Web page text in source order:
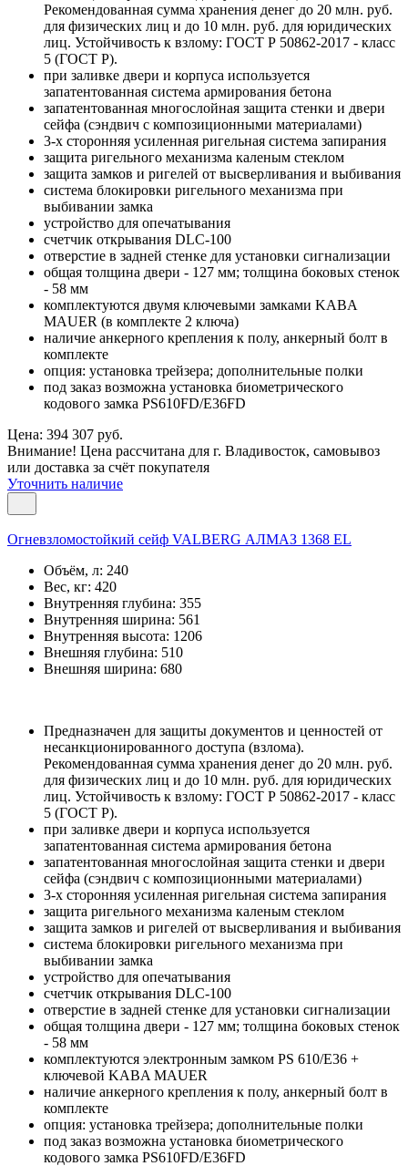
Рекомендованная сумма хранения денег до 20 млн. руб.
для физических лиц и до 10 млн. руб. для юридических
лиц. Устойчивость к взлому: ГОСТ Р 50862-2017 - класс
5 (ГОСТ Р).
при заливке двери и корпуса используется
запатентованная система армирования бетона
запатентованная многослойная защита стенки и двери
сейфа (сэндвич с композиционными материалами)
3-х сторонняя усиленная ригельная система запирания
защита ригельного механизма каленым стеклом
защита замков и ригелей от высверливания и выбивания
система блокировки ригельного механизма при
выбивании замка
устройство для опечатывания
счетчик открывания DLC-100
отверстие в задней стенке для установки сигнализации
общая толщина двери - 127 мм; толщина боковых стенок
- 58 мм
комплектуются двумя ключевыми замками KABA
MAUER (в комплекте 2 ключа)
наличие анкерного крепления к полу, анкерный болт в
комплекте
опция: установка трейзера; дополнительные полки
под заказ возможна установка биометрического
кодового замка PS610FD/E36FD
Цена: 394 307 руб.
Внимание! Цена рассчитана для г. Владивосток, самовывоз
или доставка за счёт покупателя
Уточнить наличие
Огневзломостойкий сейф VALBERG АЛМАЗ 1368 EL
Объём, л: 240
Вес, кг: 420
Внутренняя глубина: 355
Внутренняя ширина: 561
Внутренняя высота: 1206
Внешняя глубина: 510
Внешняя ширина: 680
Предназначен для защиты документов и ценностей от
несанкционированного доступа (взлома).
Рекомендованная сумма хранения денег до 20 млн. руб.
для физических лиц и до 10 млн. руб. для юридических
лиц. Устойчивость к взлому: ГОСТ Р 50862-2017 - класс
5 (ГОСТ Р).
при заливке двери и корпуса используется
запатентованная система армирования бетона
запатентованная многослойная защита стенки и двери
сейфа (сэндвич с композиционными материалами)
3-х сторонняя усиленная ригельная система запирания
защита ригельного механизма каленым стеклом
защита замков и ригелей от высверливания и выбивания
система блокировки ригельного механизма при
выбивании замка
устройство для опечатывания
счетчик открывания DLC-100
отверстие в задней стенке для установки сигнализации
общая толщина двери - 127 мм; толщина боковых стенок
- 58 мм
комплектуются электронным замком PS 610/E36 +
ключевой KABA MAUER
наличие анкерного крепления к полу, анкерный болт в
комплекте
опция: установка трейзера; дополнительные полки
под заказ возможна установка биометрического
кодового замка PS610FD/E36FD